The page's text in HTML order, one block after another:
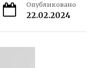
Опубликовано
22.02.2024